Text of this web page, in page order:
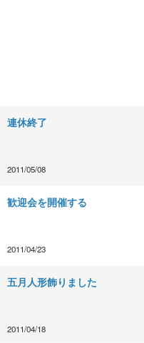
連休終了
2011/05/08
歓迎会を開催する
2011/04/23
五月人形飾りました
2011/04/18